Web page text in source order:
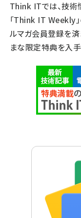
Think ITでは、技術
「Think IT Weekly
ルマガ会員登録を済
まな限定特典を入手